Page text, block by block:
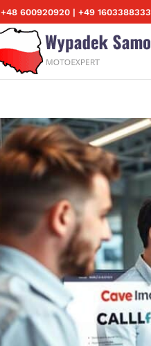
+48 600920920 | +49 1603388333